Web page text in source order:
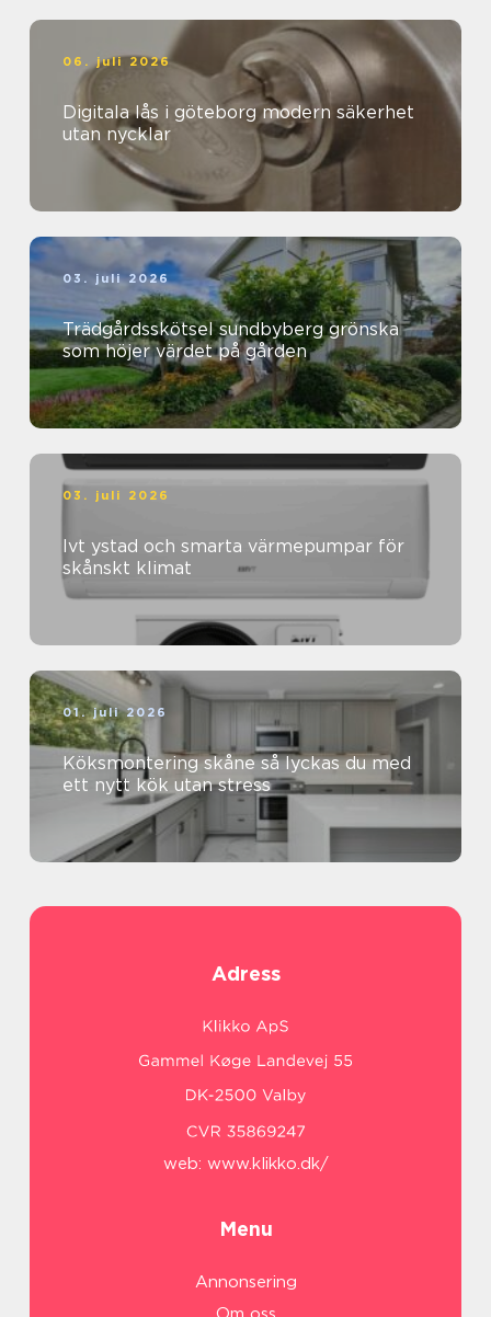
06. juli 2026
Digitala lås i göteborg modern säkerhet
utan nycklar
03. juli 2026
Trädgårdsskötsel sundbyberg grönska
som höjer värdet på gården
03. juli 2026
Ivt ystad och smarta värmepumpar för
skånskt klimat
01. juli 2026
Köksmontering skåne så lyckas du med
ett nytt kök utan stress
Adress
web: www.klikko.dk/
Menu
Annonsering